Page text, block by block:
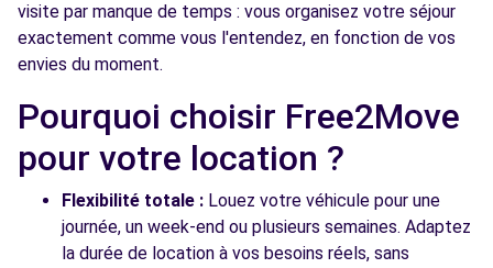
visite par manque de temps : vous organisez votre séjour
exactement comme vous l'entendez, en fonction de vos
envies du moment.
Pourquoi choisir Free2Move
pour votre location ?
Flexibilité totale : Louez votre véhicule pour une
journée, un week-end ou plusieurs semaines. Adaptez
la durée de location à vos besoins réels, sans